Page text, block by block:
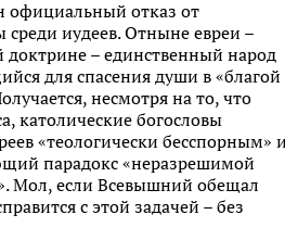
официальный отказ от
среди иудеев. Отныне евреи –
доктрине – единственный народ
для спасения души в «благой
несмотря на то, что
католические богословы
«теологически бесспорным»
парадокс «неразрешимой
Мол, если Всевышний обещал
с этой задачей – без